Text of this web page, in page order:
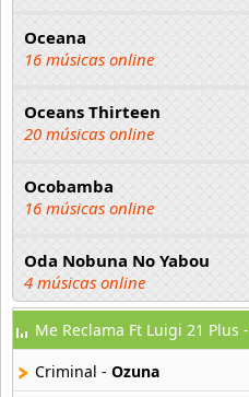
Oceana
16 músicas online
Oceans Thirteen
20 músicas online
Ocobamba
16 músicas online
Oda Nobuna No Yabou
4 músicas online
Odeath
11 músicas online
Me Reclama Ft Luigi 21 Plus -
Criminal - Ozuna